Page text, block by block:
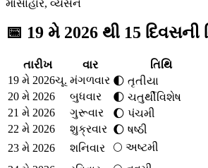
માંસાહાર, વ્યસન
📅 19 મે 2026 થી 15
તારીખ વાર તિથિ
19 મે 2026ચૂ. મંગળવાર 🌓 તૃતીયા
20 મે 2026
બુધવાર 🌓 ચતુર્થીવિશેષ
21 મે 2026
ગુરૂવાર 🌔 પંચમી
22 મે 2026
શુક્રવાર 🌔 ષષ્ઠી
23 મે 2026
શનિવાર 🌕 અષ્ટમી